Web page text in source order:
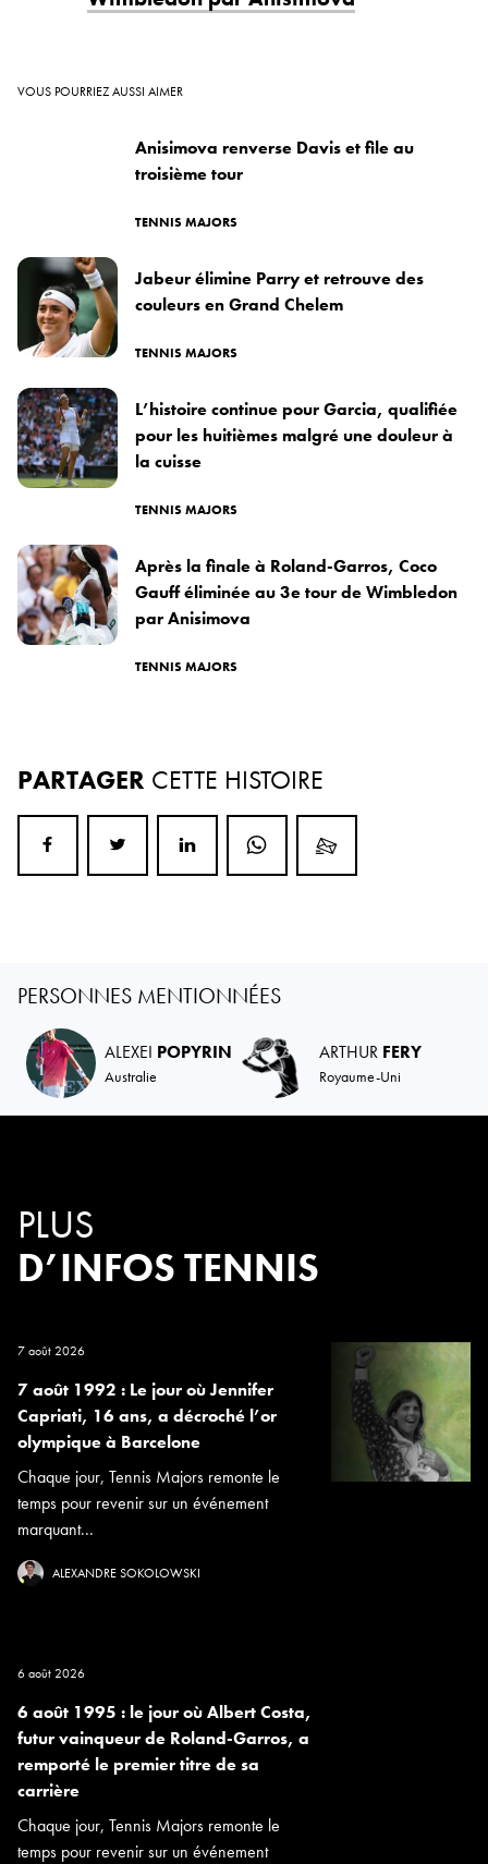
VOUS POURRIEZ AUSSI AIMER
Anisimova renverse Davis et file au
troisième tour
TENNIS MAJORS
Jabeur élimine Parry et retrouve des
couleurs en Grand Chelem
TENNIS MAJORS
L’histoire continue pour Garcia, qualifiée
pour les huitièmes malgré une douleur à
la cuisse
TENNIS MAJORS
Après la finale à Roland-Garros, Coco
Gauff éliminée au 3e tour de Wimbledon
par Anisimova
TENNIS MAJORS
PARTAGER CETTE HISTOIRE
PERSONNES MENTIONNÉES
ALEXEI POPYRIN
Australie
ARTHUR FERY
Royaume-Uni
PLUS
D’INFOS TENNIS
7 août 2026
7 août 1992 : Le jour où Jennifer
Capriati, 16 ans, a décroché l’or
olympique à Barcelone
Chaque jour, Tennis Majors remonte le
temps pour revenir sur un événement
marquant...
ALEXANDRE SOKOLOWSKI
6 août 2026
6 août 1995 : le jour où Albert Costa,
futur vainqueur de Roland-Garros, a
remporté le premier titre de sa
carrière
Chaque jour, Tennis Majors remonte le
temps pour revenir sur un événement